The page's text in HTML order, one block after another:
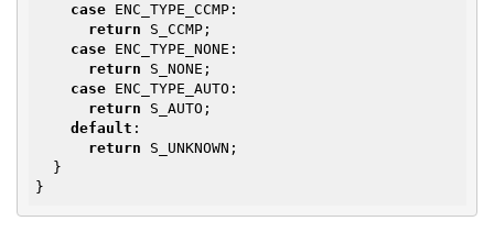
case ENC_TYPE_CCMP:
return S_CCMP;
case ENC_TYPE_NONE:
return S_NONE;
case ENC_TYPE_AUTO:
return S_AUTO;
default :
return S_UNKNOWN;
}